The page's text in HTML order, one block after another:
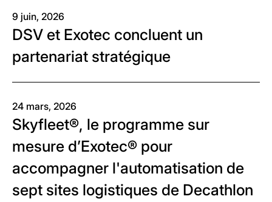
9 juin, 2026
DSV et Exotec concluent un
partenariat stratégique
24 mars, 2026
Skyfleet®, le programme sur
mesure d’Exotec® pour
accompagner l'automatisation de
sept sites logistiques de Decathlon